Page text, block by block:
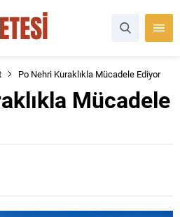
Po Nehri Kuraklıkla Mücadele Ediyor
Mücadele